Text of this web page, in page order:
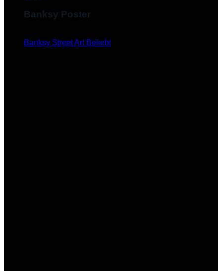
Banksy Poster
Banksy Street Art